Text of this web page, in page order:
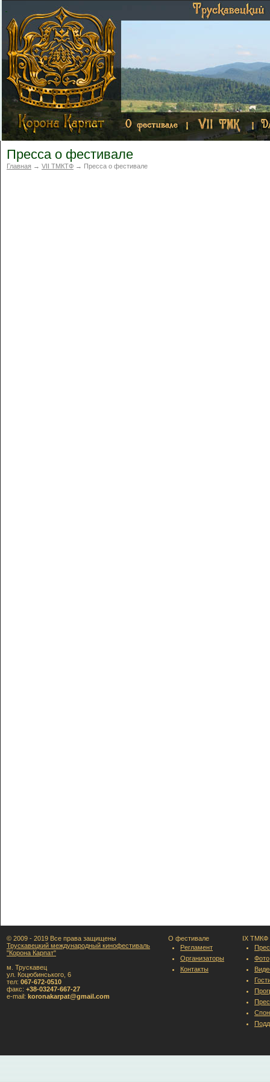
Пресса о фестивале
Главная → VII ТМКТФ → Пресса о фестивале
© 2009 - 2019 Все права защищены
Трускавецкий международный кинофестиваль
"Корона Карпат"
м. Трускавец
ул. Коцюбинського, 6
тел: 067-672-0510
факс: +38-03247-667-27
e-mail: koronakarpat@gmail.com
О фестивале
Регламент
Организаторы
Контакты
IX ТМКФ
Фото